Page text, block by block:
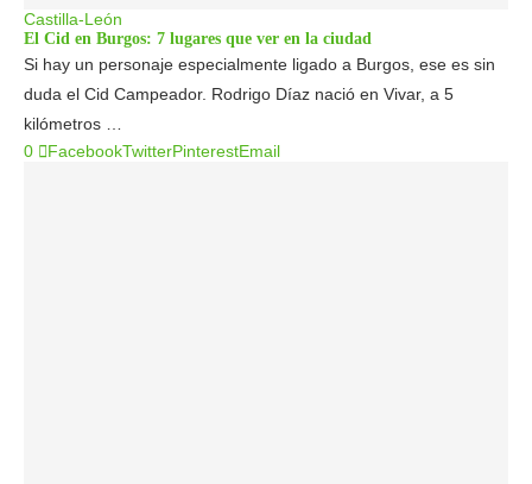
Castilla-León
El Cid en Burgos: 7 lugares que ver en la ciudad
Si hay un personaje especialmente ligado a Burgos, ese es sin
duda el Cid Campeador. Rodrigo Díaz nació en Vivar, a 5
kilómetros …
0
FacebookTwitterPinterestEmail